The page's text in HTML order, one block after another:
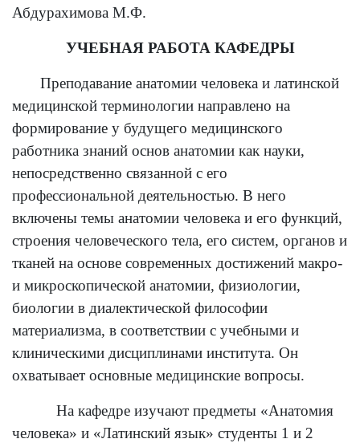
Абдурахимова М.Ф.
УЧЕБНАЯ РАБОТА КАФЕДРЫ
Преподавание анатомии человека и латинской
медицинской терминологии направлено на
формирование у будущего медицинского
работника знаний основ анатомии как науки,
непосредственно связанной с его
профессиональной деятельностью. В него
включены темы анатомии человека и его функций,
строения человеческого тела, его систем, органов и
тканей на основе современных достижений макро-
и микроскопической анатомии, физиологии,
биологии в диалектической философии
материализма, в соответствии с учебными и
клиническими дисциплинами института. Он
охватывает основные медицинские вопросы.
На кафедре изучают предметы «Анатомия
человека» и «Латинский язык» студенты 1 и 2